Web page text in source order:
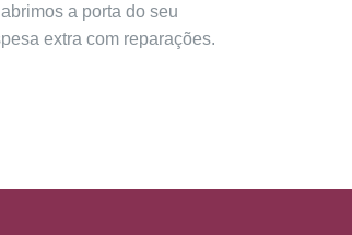
a porta do seu
extra com reparações.